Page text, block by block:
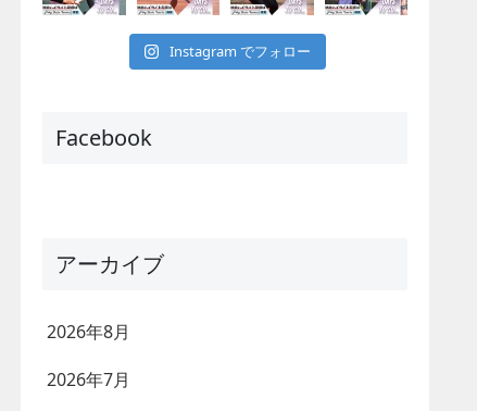
Instagram でフォロー
Facebook
アーカイブ
2026年8月
2026年7月